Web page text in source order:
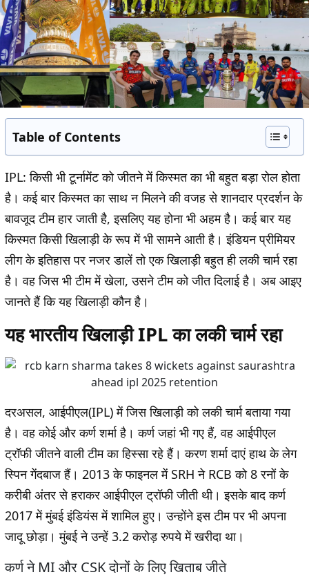
Table of Contents
IPL: किसी भी टूर्नामेंट को जीतने में किस्मत का भी बहुत बड़ा रोल होता
है। कई बार किस्मत का साथ न मिलने की वजह से शानदार प्रदर्शन के
बावजूद टीम हार जाती है, इसलिए यह होना भी अहम है। कई बार यह
किस्मत किसी खिलाड़ी के रूप में भी सामने आती है। इंडियन प्रीमियर
लीग के इतिहास पर नजर डालें तो एक खिलाड़ी बहुत ही लकी चार्म रहा
है। वह जिस भी टीम में खेला, उसने टीम को जीत दिलाई है। अब आइए
जानते हैं कि यह खिलाड़ी कौन है।
यह भारतीय खिलाड़ी IPL का लकी चार्म रहा
दरअसल, आईपीएल(IPL) में जिस खिलाड़ी को लकी चार्म बताया गया
है। वह कोई और कर्ण शर्मा है। कर्ण जहां भी गए हैं, वह आईपीएल
ट्रॉफी जीतने वाली टीम का हिस्सा रहे हैं। करण शर्मा दाएं हाथ के लेग
स्पिन गेंदबाज हैं। 2013 के फाइनल में SRH ने RCB को 8 रनों के
करीबी अंतर से हराकर आईपीएल ट्रॉफी जीती थी। इसके बाद कर्ण
2017 में मुंबई इंडियंस में शामिल हुए। उन्होंने इस टीम पर भी अपना
जादू छोड़ा। मुंबई ने उन्हें 3.2 करोड़ रुपये में खरीदा था।
कर्ण ने MI और CSK दोनों के लिए खिताब जीते